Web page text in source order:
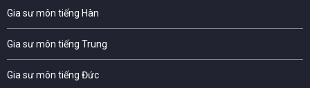
Gia sư môn tiếng Hàn
Gia sư môn tiếng Trung
Gia sư môn tiếng Đức